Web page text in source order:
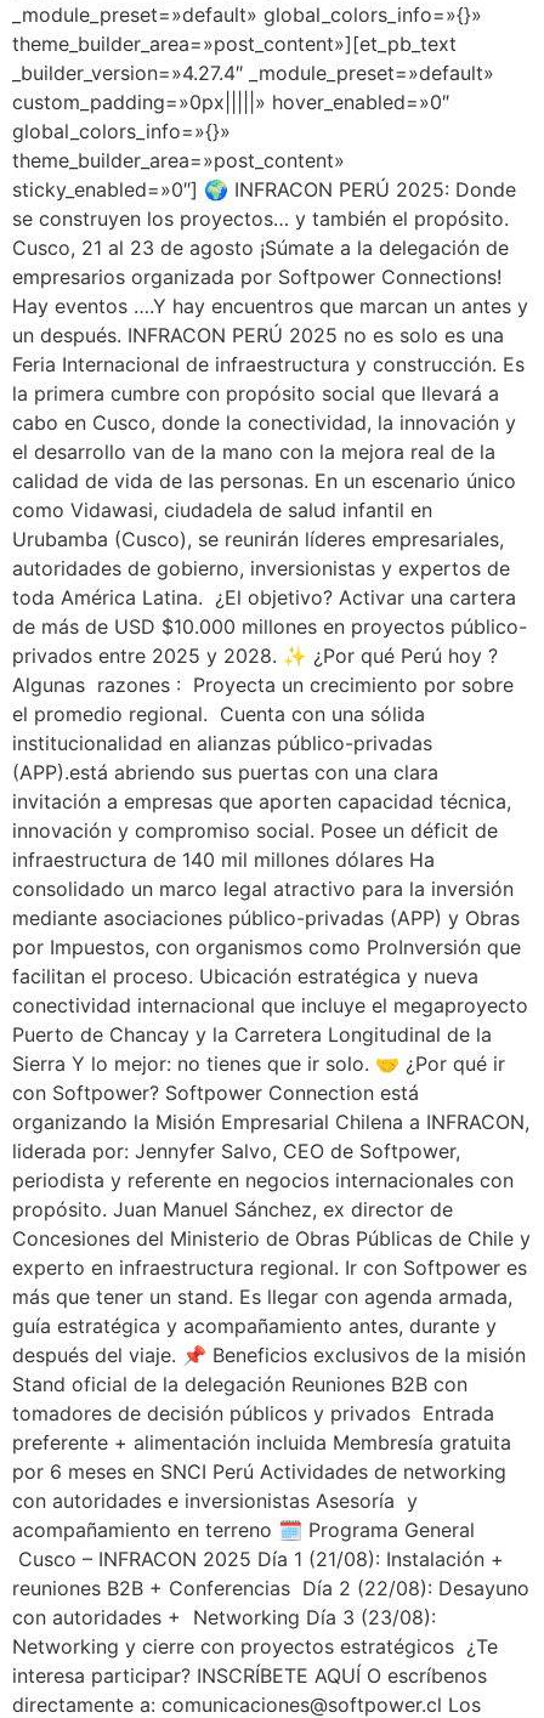
_module_preset=»default» global_colors_info=»{}»
theme_builder_area=»post_content»][et_pb_text
_builder_version=»4.27.4″ _module_preset=»default»
custom_padding=»0px|||||» hover_enabled=»0″
global_colors_info=»{}»
theme_builder_area=»post_content»
sticky_enabled=»0″] 🌍 INFRACON PERÚ 2025: Donde
se construyen los proyectos… y también el propósito.
Cusco, 21 al 23 de agosto ¡Súmate a la delegación de
empresarios organizada por Softpower Connections!
Hay eventos ….Y hay encuentros que marcan un antes y
un después. INFRACON PERÚ 2025 no es solo es una
Feria Internacional de infraestructura y construcción. Es
la primera cumbre con propósito social que llevará a
cabo en Cusco, donde la conectividad, la innovación y
el desarrollo van de la mano con la mejora real de la
calidad de vida de las personas. En un escenario único
como Vidawasi, ciudadela de salud infantil en
Urubamba (Cusco), se reunirán líderes empresariales,
autoridades de gobierno, inversionistas y expertos de
toda América Latina. ¿El objetivo? Activar una cartera
de más de USD $10.000 millones en proyectos público-
privados entre 2025 y 2028. ✨ ¿Por qué Perú hoy ?
Algunas razones : Proyecta un crecimiento por sobre
el promedio regional. Cuenta con una sólida
institucionalidad en alianzas público-privadas
(APP).está abriendo sus puertas con una clara
invitación a empresas que aporten capacidad técnica,
innovación y compromiso social. Posee un déficit de
infraestructura de 140 mil millones dólares Ha
consolidado un marco legal atractivo para la inversión
mediante asociaciones público-privadas (APP) y Obras
por Impuestos, con organismos como ProInversión que
facilitan el proceso. Ubicación estratégica y nueva
conectividad internacional que incluye el megaproyecto
Puerto de Chancay y la Carretera Longitudinal de la
Sierra Y lo mejor: no tienes que ir solo. 🤝 ¿Por qué ir
con Softpower? Softpower Connection está
organizando la Misión Empresarial Chilena a INFRACON,
liderada por: Jennyfer Salvo, CEO de Softpower,
periodista y referente en negocios internacionales con
propósito. Juan Manuel Sánchez, ex director de
Concesiones del Ministerio de Obras Públicas de Chile y
experto en infraestructura regional. Ir con Softpower es
más que tener un stand. Es llegar con agenda armada,
guía estratégica y acompañamiento antes, durante y
después del viaje. 📌 Beneficios exclusivos de la misión
Stand oficial de la delegación Reuniones B2B con
tomadores de decisión públicos y privados Entrada
preferente + alimentación incluida Membresía gratuita
por 6 meses en SNCI Perú Actividades de networking
con autoridades e inversionistas Asesoría y
acompañamiento en terreno 🗓️ Programa General
Cusco – INFRACON 2025 Día 1 (21/08): Instalación +
reuniones B2B + Conferencias Día 2 (22/08): Desayuno
con autoridades + Networking Día 3 (23/08):
Networking y cierre con proyectos estratégicos ¿Te
interesa participar? INSCRÍBETE AQUÍ O escríbenos
directamente a: comunicaciones@softpower.cl Los